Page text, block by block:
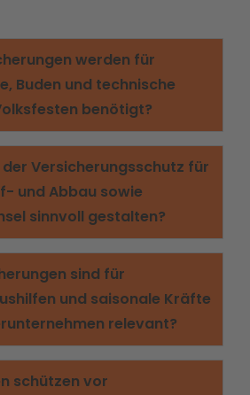
werden für
Buden und technische
benötigt?
Versicherungsschutz für
und Abbau sowie
sinnvoll gestalten?
sind für
und saisonale Kräfte
relevant?
schützen vor